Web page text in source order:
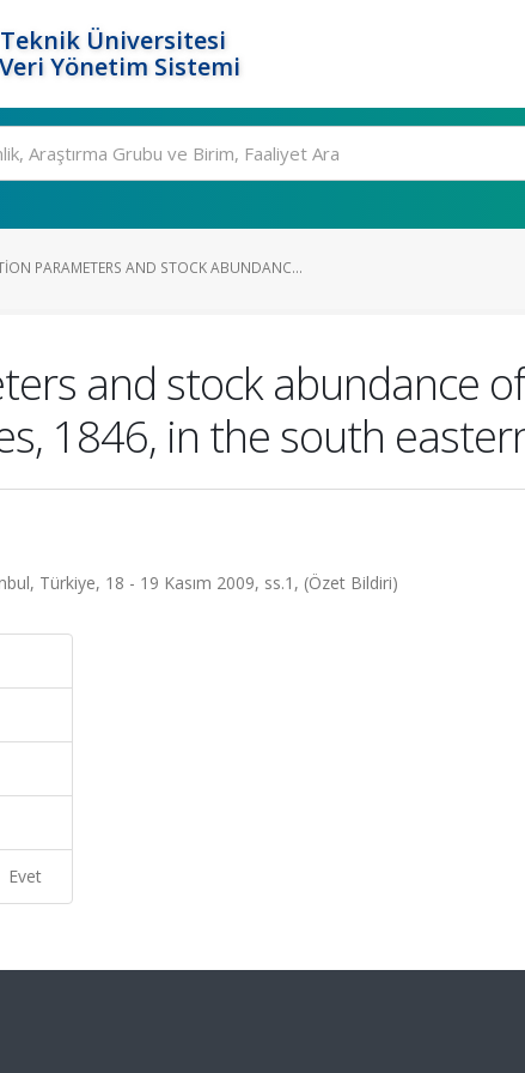
Üniversitesi
Yönetim Sistemi
PARAMETERS AND STOCK ABUNDANC...
and stock abundance
1846, in the south
Türkiye, 18 - 19 Kasım 2009, ss.1, (Özet Bildiri)
Evet